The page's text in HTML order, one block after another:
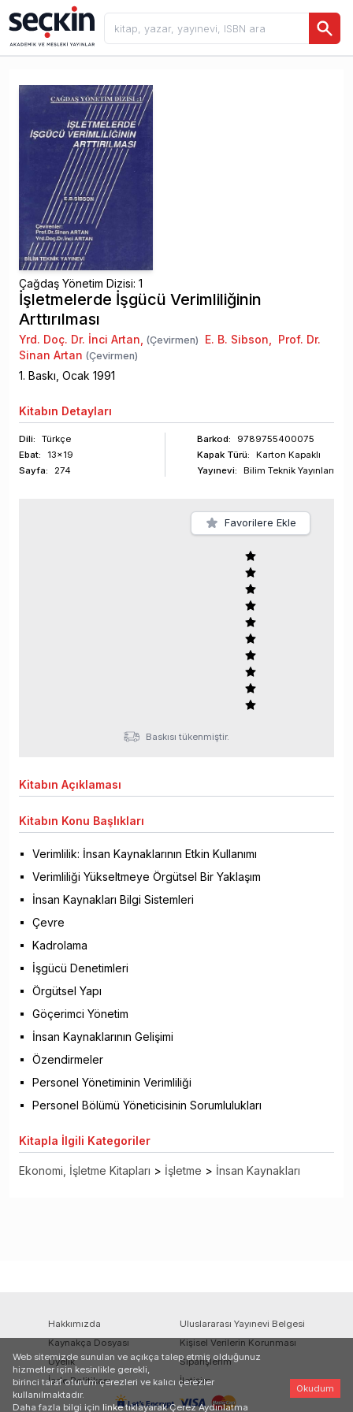
Çağdaş Yönetim Dizisi: 1
İşletmelerde İşgücü Verimliliğinin
Arttırılması
Yrd. Doç. Dr. İnci Artan (Çevirmen) E. B. Sibson
Prof. Dr.
Sinan Artan (Çevirmen)
1. Baskı, Ocak 1991
Kitabın Detayları
Dili:
Türkçe
Ebat:
13x19
Sayfa: 274
Barkod:
9789755400075
Kapak Türü:
Karton Kapaklı
Yayınevi:
Bilim Teknik Yayınları
Favorilere Ekle
Baskısı tükenmiştir.
Kitabın Açıklaması
Kitabın Konu Başlıkları
Verimlilik: İnsan Kaynaklarının Etkin Kullanımı
Verimliliği Yükseltmeye Örgütsel Bir Yaklaşım
İnsan Kaynakları Bilgi Sistemleri
Çevre
Kadrolama
İşgücü Denetimleri
Örgütsel Yapı
Göçerimci Yönetim
İnsan Kaynaklarının Gelişimi
Özendirmeler
Personel Yönetiminin Verimliliği
Personel Bölümü Yöneticisinin Sorumlulukları
Kitapla İlgili Kategoriler
Ekonomi, İşletme Kitapları > İşletme > İnsan Kaynakları
Hakkımızda
Uluslararası Yayınevi Belgesi
Kaynakça Dosyası
Kişisel Verilerin Korunması
Üyelik
Siparişlerim
İade Politikası
İletişim
Web sitemizde sunulan ve açıkça talep etmiş olduğunuz
hizmetler için kesinlikle gerekli,
birinci taraf oturum çerezleri ve kalıcı çerezler
kullanılmaktadır.
Daha fazla bilgi için linke tıklayarak Çerez Aydınlatma
Okudum